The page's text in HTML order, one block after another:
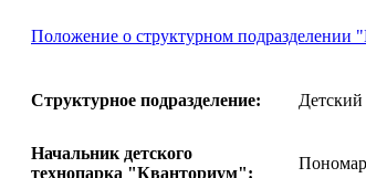
Положение о структурном подразделении
Структурное подразделение:
Начальник детского
технопарка "Кванториум":